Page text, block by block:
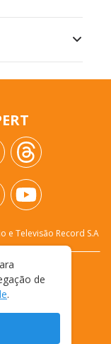
e Televisão Record S.A
de
.